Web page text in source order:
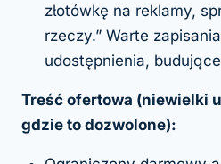
złotówkę na reklamy,
rzeczy.” Warte
udostępnienia,
Treść ofertowa (niewielki
gdzie to dozwolone):